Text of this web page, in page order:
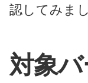
認してみまし
対象